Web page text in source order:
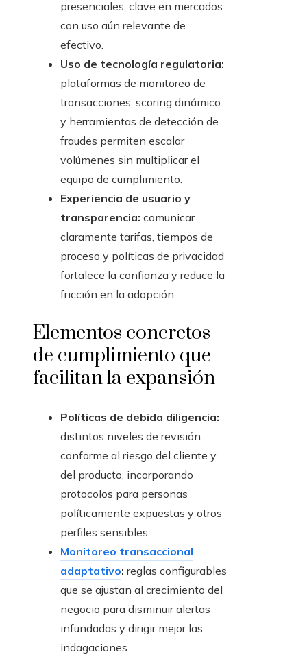
presenciales, clave en mercados
con uso aún relevante de
efectivo.
Uso de tecnología regulatoria:
plataformas de monitoreo de
transacciones, scoring dinámico
y herramientas de detección de
fraudes permiten escalar
volúmenes sin multiplicar el
equipo de cumplimiento.
Experiencia de usuario y
transparencia: comunicar
claramente tarifas, tiempos de
proceso y políticas de privacidad
fortalece la confianza y reduce la
fricción en la adopción.
Elementos concretos
de cumplimiento que
facilitan la expansión
Políticas de debida diligencia:
distintos niveles de revisión
conforme al riesgo del cliente y
del producto, incorporando
protocolos para personas
políticamente expuestas y otros
perfiles sensibles.
Monitoreo transaccional
adaptativo: reglas configurables
que se ajustan al crecimiento del
negocio para disminuir alertas
infundadas y dirigir mejor las
indagaciones.